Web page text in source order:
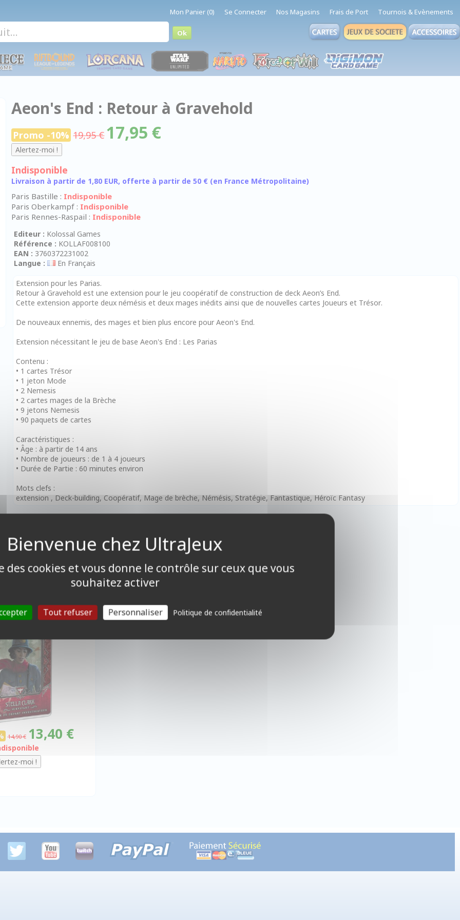
Mon Panier (0) Se Connecter Nos Magasins Frais de Port Tournois & Evènements
Aeon's End : Retour à Gravehold
Promo -10% 19,95 € 17,95 €
Indisponible
Livraison à partir de 1,80 EUR, offerte à partir de 50 € (en France Métropolitaine)
Paris Bastille : Indisponible
Paris Oberkampf : Indisponible
Paris Rennes-Raspail : Indisponible
Editeur : Kolossal Games
Référence : KOLLAF008100
EAN : 3760372231002
Langue :
En Français
Extension pour les Parias.
Retour à Gravehold est une extension pour le jeu coopératif de construction de deck Aeon’s End.
Cette extension apporte deux némésis et deux mages inédits ainsi que de nouvelles cartes Joueurs et Trésor.
De nouveaux ennemis, des mages et bien plus encore pour Aeon's End.
Extension nécessitant le jeu de base Aeon's End : Les Parias
Contenu :
• 1 cartes Trésor
• 1 jeton Mode
• 2 Nemesis
• 2 cartes mages de la Brèche
• 9 jetons Nemesis
• 90 paquets de cartes
Caractéristiques :
• Âge : à partir de 14 ans
• Nombre de joueurs : de 1 à 4 joueurs
• Durée de Partie : 60 minutes environ
Mots clefs :
extension , Deck-building, Coopératif, Mage de brèche, Némésis, Stratégie, Fantastique, Héroïc Fantasy
BUILDING
Arkham - Deck
: Stella Clark
14,90 € 13,40 €
des cookies et vous donne le contrôle sur ceux que vous
souhaitez activer
Tout refuser Personnaliser Politique de confidentialité